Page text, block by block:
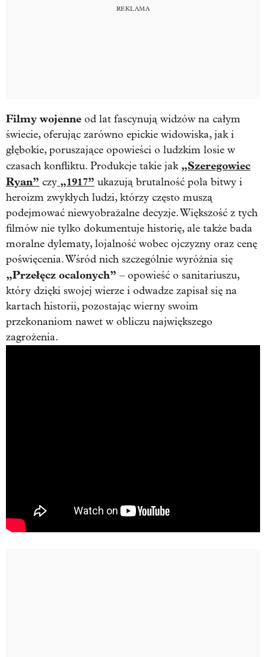
Filmy wojenne od lat fascynują widzów na całym
świecie, oferując zarówno epickie widowiska, jak i
głębokie, poruszające opowieści o ludzkim losie w
czasach konfliktu. Produkcje takie jak „Szeregowiec
Ryan” czy „1917” ukazują brutalność pola bitwy i
heroizm zwykłych ludzi, którzy często muszą
podejmować niewyobrażalne decyzje. Większość z tych
filmów nie tylko dokumentuje historię, ale także bada
moralne dylematy, lojalność wobec ojczyzny oraz cenę
poświęcenia. Wśród nich szczególnie wyróżnia się
„Przełęcz ocalonych” – opowieść o sanitariuszu,
który dzięki swojej wierze i odwadze zapisał się na
kartach historii, pozostając wierny swoim
przekonaniom nawet w obliczu największego
zagrożenia.